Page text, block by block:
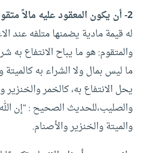
2- أن يكون المعقود عليه مالاً متقومًا:
له قيمة مادية يضمنها متلفه عند
والمتقوم: هو ما يباح الانتفاع به
ما ليس بمال ولا الشراء به كالميتة
يحل الانتفاع به، كالخمر والخنزير
والصليب،للحديث الصحيح : “إن
والميتة والخنزير والأصنام.